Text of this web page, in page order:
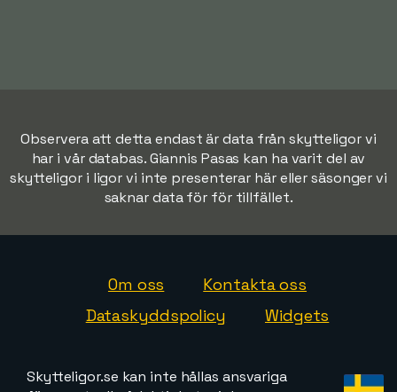
Observera att detta endast är data från skytteligor vi
har i vår databas. Giannis Pasas kan ha varit del av
skytteligor i ligor vi inte presenterar här eller säsonger vi
saknar data för för tillfället.
Om oss
Kontakta oss
Dataskyddspolicy
Widgets
Skytteligor.se kan inte hållas ansvariga